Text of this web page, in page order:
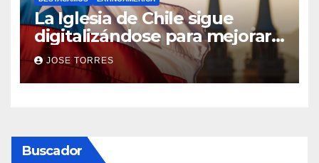
La Iglesia de Chile sigue
digitalizándose para mejorar
el servicio a sus fieles
JOSE TORRES
Buscador